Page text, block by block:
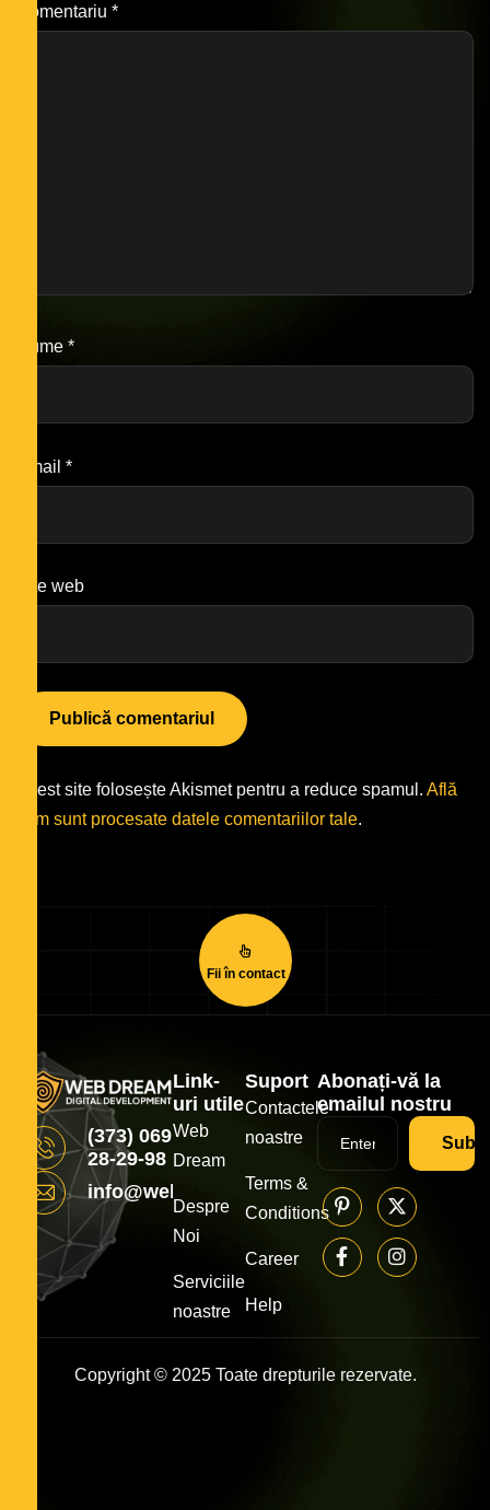
Comentariu *
Nume *
Email *
Site web
Acest site folosește Akismet pentru a reduce spamul. Află
cum sunt procesate datele comentariilor tale.
Fii în contact
(373) 069
28-29-98
info@webdream.md
Link-
uri utile
Web
Dream
Despre
Noi
Serviciile
noastre
Suport
Contactele
noastre
Terms &
Conditions
Career
Help
Abonați-vă la
emailul nostru
Copyright © 2025 Toate drepturile rezervate.